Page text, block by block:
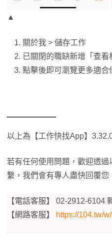
▲
關於我 > 儲存工作
已關閉的職缺新增「查看
點擊後即可瀏覽更多適合
以上為【工作快找App】
若有任何使用問題，歡迎透
繫，我們會有專人盡快回覆您
【電話客服】 02-2912-6104
【網路客服】
https://104.tw/